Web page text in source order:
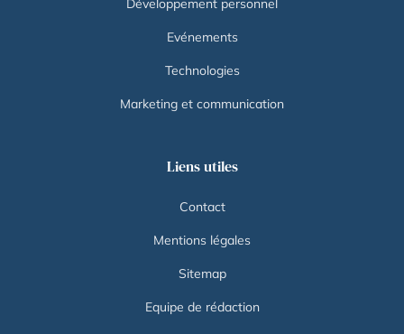
Evénements
Technologies
Marketing et communication
Liens utiles
Contact
Mentions légales
Sitemap
Equipe de rédaction